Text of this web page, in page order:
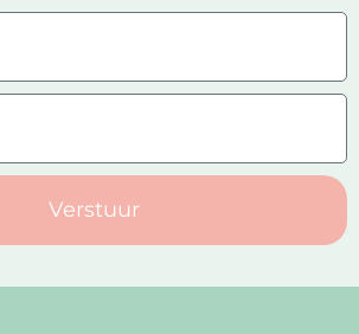
Verstuur